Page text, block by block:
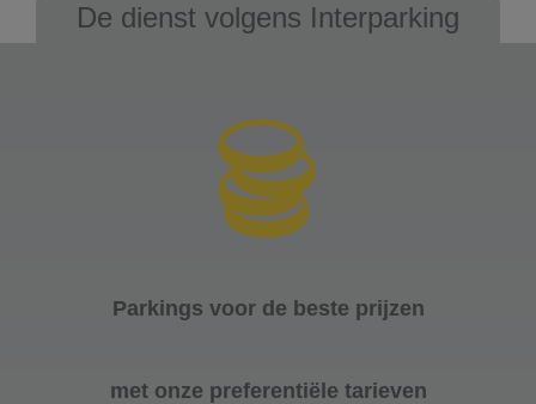
De dienst volgens Interparking
Parkings voor de beste prijzen
met onze preferentiële tarieven